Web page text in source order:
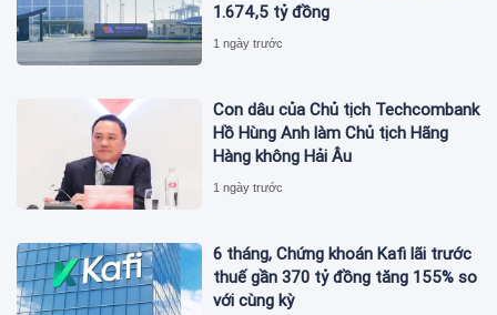
1.674,5 tỷ đồng
1 ngày trước
Con dâu của Chủ tịch Techcombank
Hồ Hùng Anh làm Chủ tịch Hãng
Hàng không Hải Âu
1 ngày trước
6 tháng, Chứng khoán Kafi lãi trước
thuế gần 370 tỷ đồng tăng 155% so
với cùng kỳ